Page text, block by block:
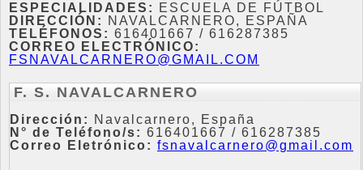
ESPECIALIDADES:
ESCUELA DE FÚTBOL
DIRECCIÓN:
NAVALCARNERO, ESPAÑA
TELÉFONOS: 616401667 / 616287385
CORREO ELECTRÓNICO:
FSNAVALCARNERO@GMAIL.COM
F. S. NAVALCARNERO
Dirección:
Navalcarnero, España
N° de Teléfono/s: 616401667 / 616287385
Correo Eletrónico: fsnavalcarnero@gmail.com